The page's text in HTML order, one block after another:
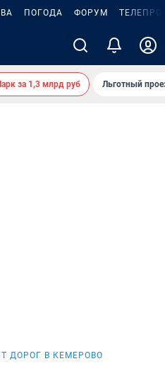
ПОГОДА ФОРУМ
за 1,3 млрд руб Льготный
ДОРОГ В КЕМЕРОВО